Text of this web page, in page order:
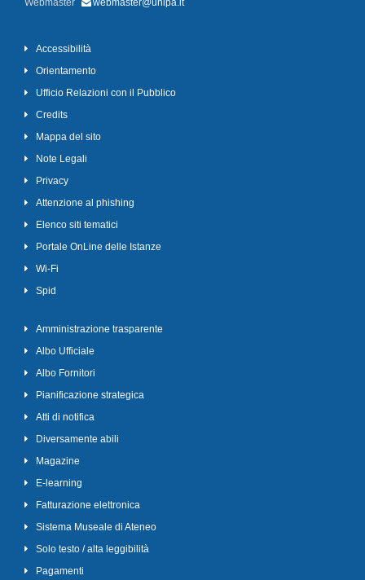
Webmaster
webmaster@unipa.it
Accessibilità
Orientamento
Ufficio Relazioni con il Pubblico
Credits
Mappa del sito
Note Legali
Privacy
Attenzione al phishing
Elenco siti tematici
Portale OnLine delle Istanze
Wi-Fi
Spid
Amministrazione trasparente
Albo Ufficiale
Albo Fornitori
Pianificazione strategica
Atti di notifica
Diversamente abili
Magazine
E-learning
Fatturazione elettronica
Sistema Museale di Ateneo
Solo testo / alta leggibilità
Pagamenti